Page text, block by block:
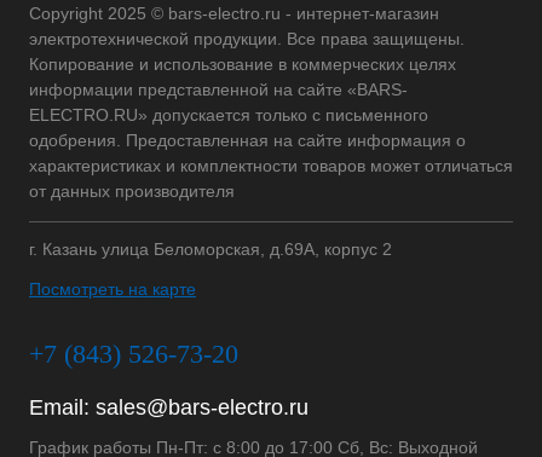
Copyright 2025 © bars-electro.ru - интернет-магазин
электротехнической продукции. Все права защищены.
Копирование и использование в коммерческих целях
информации представленной на сайте «BARS-
ELECTRO.RU» допускается только с письменного
одобрения. Предоставленная на сайте информация о
характеристиках и комплектности товаров может отличаться
от данных производителя
г. Казань улица Беломорская, д.69А, корпус 2
Посмотреть на карте
+7 (843) 526-73-20
Email: sales@bars-electro.ru
График работы Пн-Пт: с 8:00 до 17:00 Сб, Вс: Выходной